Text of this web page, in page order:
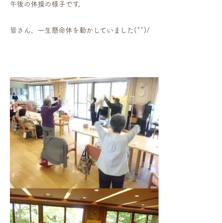
午後の体操の様子です。
皆さん、一生懸命体を動かしていました(^^)/